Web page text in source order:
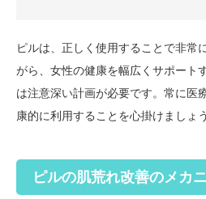
ピルは、正しく使用することで非常
がら、女性の健康を幅広くサポート
は注意深い計画が必要です。常に医
康的に利用することを心掛けましょう
ピルの肌荒れ改善のメカ